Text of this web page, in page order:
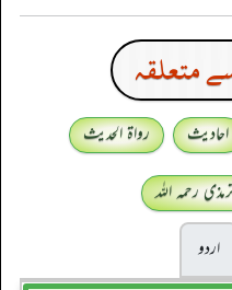
متعلقہ
احادیث
رواۃ الحدیث
رحمہ اللہ
اردو